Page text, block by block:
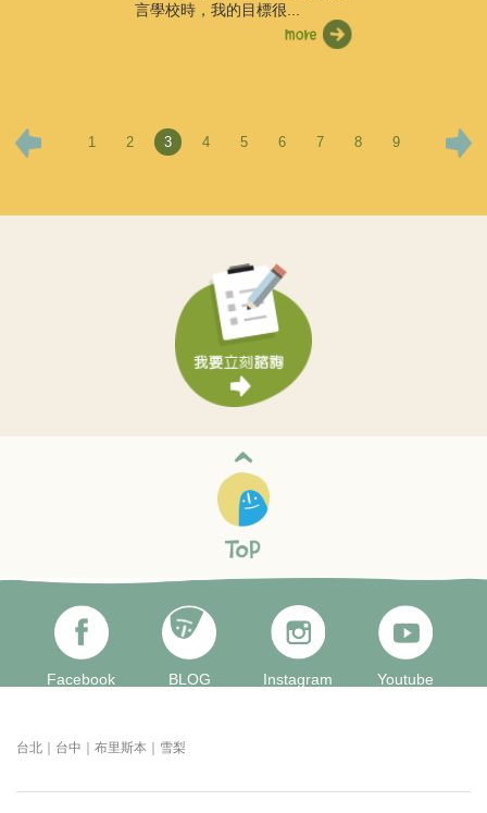
言學校時，我的目標很...
1 2 3 4 5 6 7 8 9
Facebook BLOG Instagram Youtube
台北｜台中｜布里斯本｜雪梨